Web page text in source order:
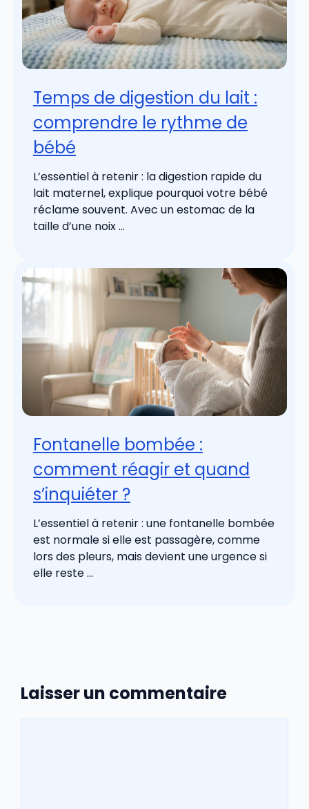
Temps de digestion du lait :
comprendre le rythme de
bébé
L’essentiel à retenir : la digestion rapide du
lait maternel, explique pourquoi votre bébé
réclame souvent. Avec un estomac de la
taille d’une noix ...
Fontanelle bombée :
comment réagir et quand
s’inquiéter ?
L’essentiel à retenir : une fontanelle bombée
est normale si elle est passagère, comme
lors des pleurs, mais devient une urgence si
elle reste ...
Laisser un commentaire